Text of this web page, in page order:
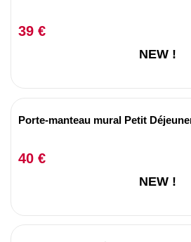
39 €
NEW !
Porte-manteau mural Petit
40 €
NEW !